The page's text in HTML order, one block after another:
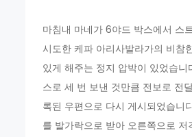
마침내 마네가 6야드 박스에서 스
시도한 케파 아리사발라가의 비참
있게 해주는 정지 압박이 있었습니
스로 세 번 보낸 것만큼 전보로 전
록된 우편으로 다시 게시되었습니
를 발가락으로 받아 오른쪽으로 저